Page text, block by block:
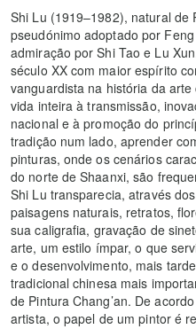
Shi Lu (1919–1982), natural de
pseudónimo adoptado por
admiração por Shi Tao e Lu
século XX com maior espírito
vanguardista na história da
vida inteira à transmissão,
nacional e à promoção do
tradição num lado, aprender
pinturas, onde os cenários
do norte de Shaanxi, são
Shi Lu transparecia, através
paisagens naturais, retratos,
sua caligrafia, gravação de
arte, um estilo ímpar, o que
e o desenvolvimento, mais
tradicional chinesa mais
de Pintura Chang’an. De
artista, o papel de um pintor é